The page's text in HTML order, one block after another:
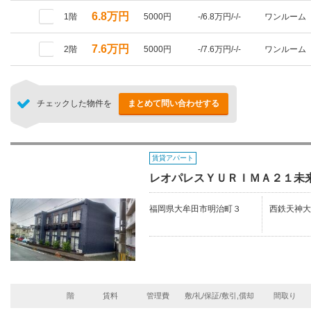
1階 6.8万円 5000円 -/6.8万円/-/- ワンルーム
2階 7.6万円 5000円 -/7.6万円/-/- ワンルーム
チェックした物件を まとめて問い合わせする
賃貸アパート
レオパレスＹＵＲＩＭＡ２１未
福岡県大牟田市明治町３ 西鉄天神
階 賃料 管理費 敷/礼/保証/敷引,償却 間取り